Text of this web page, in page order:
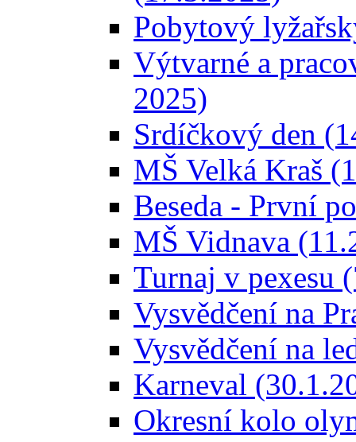
Pobytový
Výtvarné a
2025)
Srdíčkový den
MŠ Velká Kraš
Beseda - První
MŠ Vidnava
Turnaj v pexesu
Vysvědčení na
Vysvědčení na
Karneval
Okresní kolo